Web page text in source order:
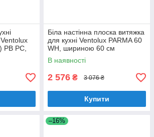
PB PC,
Біла настінна плоска витяжка
для кухні Ventolux PARMA 60
WH, шириною 60 см
В наявності
2 576 ₴ 3 076 ₴
Купити
–16%